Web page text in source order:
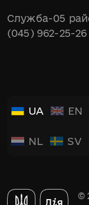
Служба-05
(045) 962-25-26
UA EN
NL SV
©